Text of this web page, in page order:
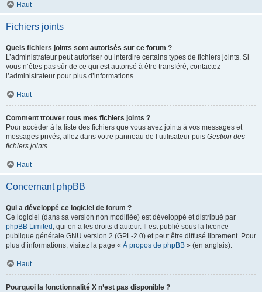
Haut
Fichiers joints
Quels fichiers joints sont autorisés sur ce forum ?
L’administrateur peut autoriser ou interdire certains types de fichiers joints. Si
vous n’êtes pas sûr de ce qui est autorisé à être transféré, contactez
l’administrateur pour plus d’informations.
Haut
Comment trouver tous mes fichiers joints ?
Pour accéder à la liste des fichiers que vous avez joints à vos messages et
messages privés, allez dans votre panneau de l’utilisateur puis Gestion des
fichiers joints.
Haut
Concernant phpBB
Qui a développé ce logiciel de forum ?
Ce logiciel (dans sa version non modifiée) est développé et distribué par
phpBB Limited , qui en a les droits d’auteur. Il est publié sous la licence
publique générale GNU version 2 (GPL-2.0) et peut être diffusé librement. Pour
plus d’informations, visitez la page « À propos de phpBB » (en anglais).
Haut
Pourquoi la fonctionnalité X n’est pas disponible ?